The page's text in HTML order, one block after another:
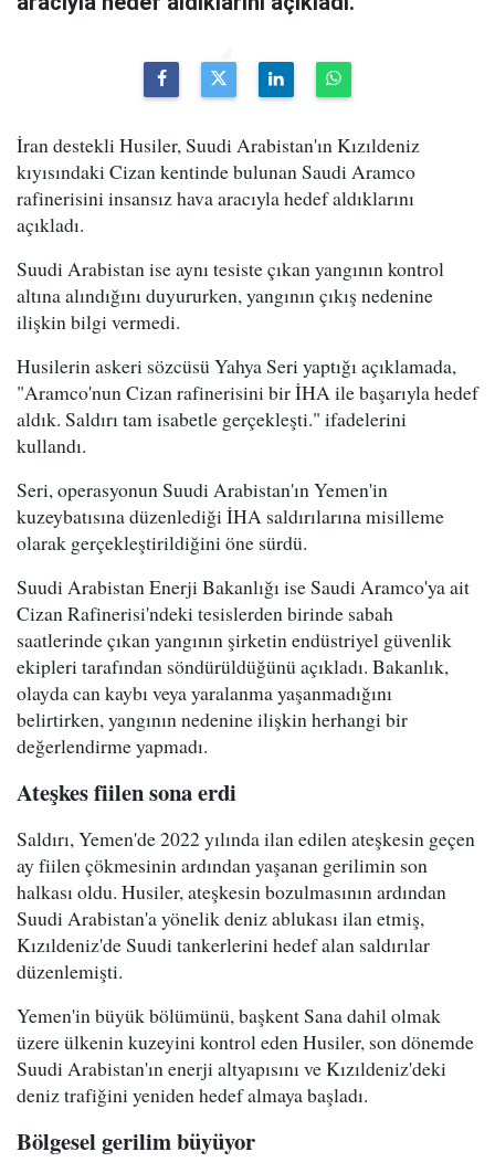
İran destekli Husiler, Suudi Arabistan'ın Kızıldeniz
kıyısındaki Cizan kentinde bulunan Saudi Aramco
rafinerisini insansız hava aracıyla hedef aldıklarını
açıkladı.
Suudi Arabistan ise aynı tesiste çıkan yangının kontrol
altına alındığını duyururken, yangının çıkış nedenine
ilişkin bilgi vermedi.
Husilerin askeri sözcüsü Yahya Seri yaptığı açıklamada,
"Aramco'nun Cizan rafinerisini bir İHA ile başarıyla hedef
aldık. Saldırı tam isabetle gerçekleşti." ifadelerini
kullandı.
Seri, operasyonun Suudi Arabistan'ın Yemen'in
kuzeybatısına düzenlediği İHA saldırılarına misilleme
olarak gerçekleştirildiğini öne sürdü.
Suudi Arabistan Enerji Bakanlığı ise Saudi Aramco'ya ait
Cizan Rafinerisi'ndeki tesislerden birinde sabah
saatlerinde çıkan yangının şirketin endüstriyel güvenlik
ekipleri tarafından söndürüldüğünü açıkladı. Bakanlık,
olayda can kaybı veya yaralanma yaşanmadığını
belirtirken, yangının nedenine ilişkin herhangi bir
değerlendirme yapmadı.
Ateşkes fiilen sona erdi
Saldırı, Yemen'de 2022 yılında ilan edilen ateşkesin geçen
ay fiilen çökmesinin ardından yaşanan gerilimin son
halkası oldu. Husiler, ateşkesin bozulmasının ardından
Suudi Arabistan'a yönelik deniz ablukası ilan etmiş,
Kızıldeniz'de Suudi tankerlerini hedef alan saldırılar
düzenlemişti.
Yemen'in büyük bölümünü, başkent Sana dahil olmak
üzere ülkenin kuzeyini kontrol eden Husiler, son dönemde
Suudi Arabistan'ın enerji altyapısını ve Kızıldeniz'deki
deniz trafiğini yeniden hedef almaya başladı.
Bölgesel gerilim büyüyor